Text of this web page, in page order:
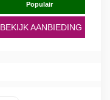
Populair
BEKIJK AANBIEDING